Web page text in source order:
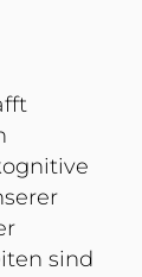
sind